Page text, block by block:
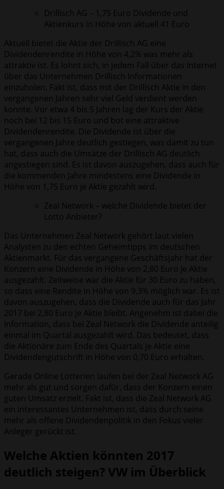
Drillisch AG – 1,75 Euro Dividende und
Aktienkurs in Höhe von aktuell 41 Euro
Aktuell bietet die Aktie der Drillisch AG eine
Dividendenrendite in Höhe von 4,2% was mehr als
attraktiv ist. Es lohnt sich, in jedem Fall über das Internet
über das Unternehmen Drillisch Informationen
einzuholen. Fakt ist, dass mit der Drillisch Aktie in den
vergangenen Jahren sehr viel Geld verdient werden
konnte. Vor etwa 4 bis 5 Jahren lag der Kurs der Aktie
noch bei 12 bis 15 Euro und bot eine attraktive
Dividendenrendite. Die Dividende ist über die
vergangenen Jahre deutlich gestiegen, was damit zu tun
hat, dass auch die Umsätze der Drillisch AG deutlich
angestiegen sind. Es ist davon auszugehen, dass auch für
die kommenden Jahre mindestens eine Dividende in
Höhe von 1,75 Euro je Aktie gezahlt wird.
Zeal Network – welche Dividende bietet der
Lotto Anbieter?
Das Unternehmen Zeal Network gehört laut vielen
Analysten zu den echten Geheimtipps im deutschen
Aktienmarkt. Für das vergangene Geschäftsjahr hat der
Konzern eine Dividende in Höhe von 2,80 Euro je Aktie
ausgezahlt. Zeitweise war die Aktie für 30 Euro zu haben,
so dass eine Rendite in Höhe von 9,3% möglich war. Es ist
davon auszugehen, dass die Dividende auch für das Jahr
2017 bei 2,80 Euro je Aktie bleibt. Angenehm ist dabei die
Information, dass bei Zeal Network die Dividende anteilig
einmal im Quartal ausgezahlt wird. Das bedeutet, dass
die Aktionäre zum Ende des Quartals je Aktie eine
Dividendengutschrift in Höhe von 0,70 Euro erhalten.
Gerade Online Lotterien laufen bei der Zeal Network AG
mehr als gut und sorgen dafür, dass der Konzern einen
guten Umsatz erzielt. Fakt ist, dass die Zeal Network AG
ein interessantes Unternehmen ist, dass durch seine
mehr als offene Dividendenpolitik in den Fokus vieler
Anleger gerückt ist.
Welche Aktien könnten 2017
deutlich steigen? VW im Überblick